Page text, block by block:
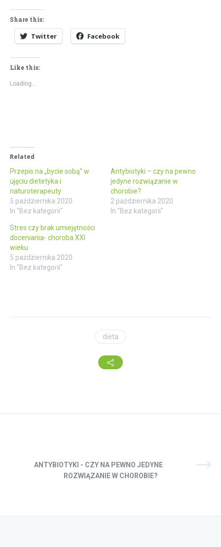
Share this:
Twitter Facebook
Like this:
Loading...
Related
Przepis na „bycie sobą” w
ujęciu dietetyka i
naturoterapeuty
5 października 2020
In "Bez kategorii"
Antybiotyki – czy na pewno
jedyne rozwiązanie w
chorobie?
2 października 2020
In "Bez kategorii"
Stres czy brak umiejętności
doceniania- choroba XXI
wieku
5 października 2020
In "Bez kategorii"
dieta
ANTYBIOTYKI - CZY NA PEWNO JEDYNE
ROZWIĄZANIE W CHOROBIE?